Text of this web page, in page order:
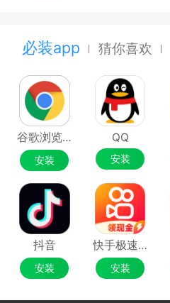
必装app 猜你喜欢
谷歌浏览器Google Chrome
安装
QQ
安装
抖音
安装
快手极速版
安装